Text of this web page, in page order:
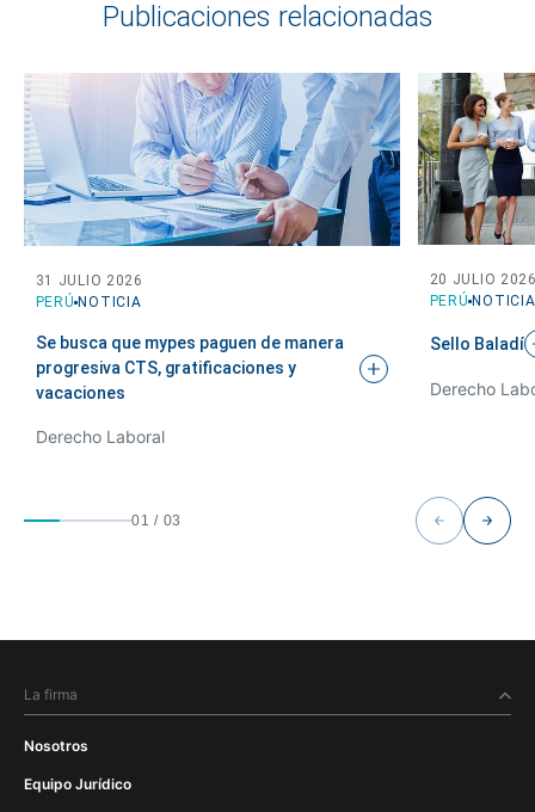
Publicaciones relacionadas
PERÚ NOTICIA
31 JULIO 2026
Se busca que mypes paguen de manera
progresiva CTS, gratificaciones y
vacaciones
Derecho Laboral
PERÚ NOTICIA
20 JULIO
Sello Baladí
Derecho
01 / 03
La firma
Nosotros
Equipo Jurídico